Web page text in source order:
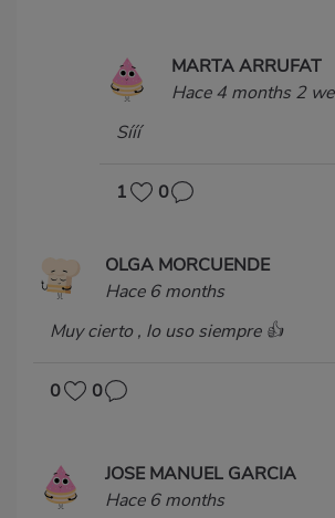
MARTA ARRUFAT
Hace 4 months 2
Sííí
1 0
OLGA MORCUENDE
Hace 6 months
Muy cierto , lo uso siempre 👍
0 0
JOSE MANUEL GARCIA
Hace 6 months